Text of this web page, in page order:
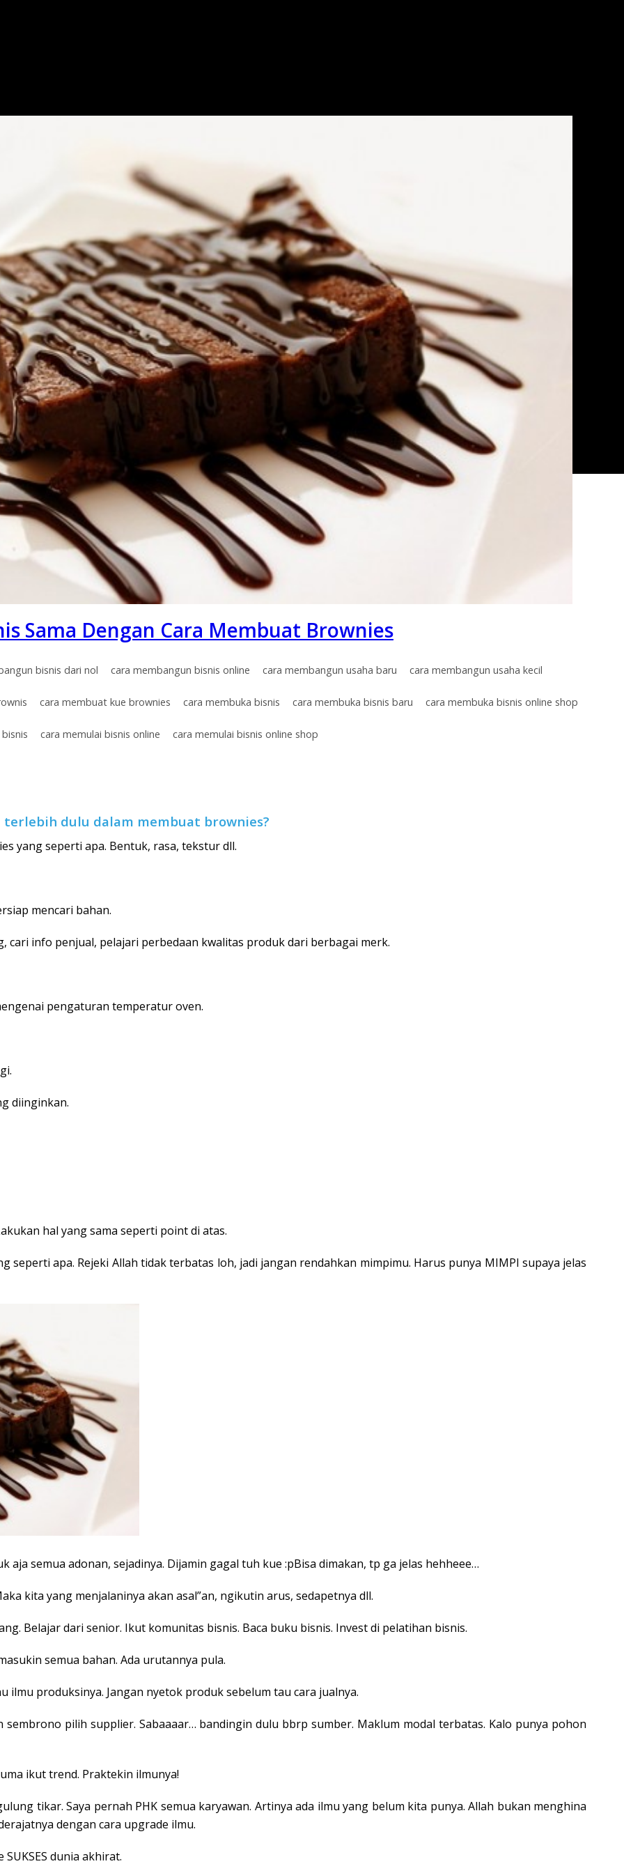
Sama Dengan Cara Membuat Brownies
bisnis dari nol cara membangun bisnis online cara membangun usaha baru cara membangun usaha kecil
cara membuat kue brownies cara membuka bisnis cara membuka bisnis baru cara membuka bisnis online shop
cara memulai bisnis online cara memulai bisnis online shop
terlebih dulu dalam membuat brownies?
yang seperti apa. Bentuk, rasa, tekstur dll.
mencari bahan.
cari info penjual, pelajari perbedaan kwalitas produk dari berbagai merk.
pengaturan temperatur oven.
diinginkan.
hal yang sama seperti point di atas.
seperti apa. Rejeki Allah tidak terbatas loh, jadi jangan rendahkan mimpimu. Harus punya MIMPI supaya jelas
aja semua adonan, sejadinya. Dijamin gagal tuh kue :pBisa dimakan, tp ga jelas hehheee…
kita yang menjalaninya akan asal”an, ngikutin arus, sedapetnya dll.
Belajar dari senior. Ikut komunitas bisnis. Baca buku bisnis. Invest di pelatihan bisnis.
semua bahan. Ada urutannya pula.
ilmu produksinya. Jangan nyetok produk sebelum tau cara jualnya.
sembrono pilih supplier. Sabaaaar… bandingin dulu bbrp sumber. Maklum modal terbatas. Kalo punya pohon
ikut trend. Praktekin ilmunya!
tikar. Saya pernah PHK semua karyawan. Artinya ada ilmu yang belum kita punya. Allah bukan menghina
dengan cara upgrade ilmu.
dunia akhirat.